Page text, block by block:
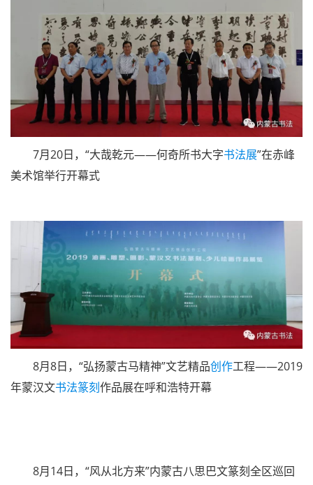
7月20日，“大哉乾元——何奇所书大字书法展”在赤峰
美术馆举行开幕式
8月8日，“弘扬蒙古马精神”文艺精品创作工程——2019
年蒙汉文书法篆刻作品展在呼和浩特开幕